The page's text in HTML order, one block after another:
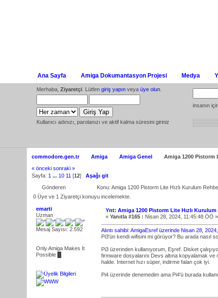
Ana Sayfa Amiga Dokumantasyon Projesi Medya
Merhaba, Ziyaretçi . Lütfen giriş yapın veya üye olun
Kullanıcı adınızı, parolanızı ve aktif kalma süresini giriniz
insanın
commodore.gen.tr Amiga Amiga Genel
Amiga 1200 Pistorm
« önceki sonraki »
Sayfa: 1 ... 10 11 [12] Aşağı git
Gönderen
Konu: Amiga 1200 Pistorm Lite Hızlı Kurulum
0 Üye ve 1 Ziyaretçi konuyu incelemekte.
emarti
Uzman
Mesaj Sayısı: 2.592
Only Amiga Makes It
Possible █
Ynt: Amiga 1200 Pistorm Lite Hızlı Kurulum
« Yanıtla #165 : Nisan 28, 2024, 11:45:48 ÖÖ »
Alıntı sahibi: AmigaEsref üzerinde Nisan 28,
Pi3'ün kendi wifisini mi görüyor? Bu arada nasıl
Pi3 üzerinden kullanıyorum, Eşref. Disket
firmware dosyalarını Devs altına kopyalamak
halde. Internet hızı süper, indirme falan çok iyi.
Pi4 üzerinde denemedim ama Pi4'ü burada